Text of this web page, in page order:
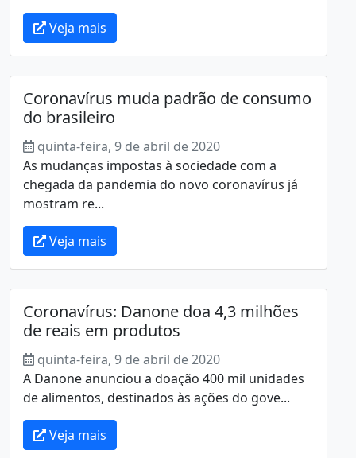
Veja mais
Coronavírus muda padrão de consumo
do brasileiro
quinta-feira, 9 de abril de 2020
As mudanças impostas à sociedade com a
chegada da pandemia do novo coronavírus já
mostram re...
Veja mais
Coronavírus: Danone doa 4,3 milhões
de reais em produtos
quinta-feira, 9 de abril de 2020
A Danone anunciou a doação 400 mil unidades
de alimentos, destinados às ações do gove...
Veja mais